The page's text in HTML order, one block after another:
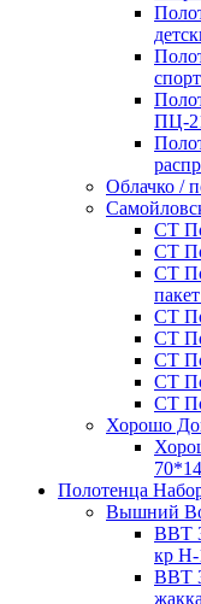
ПЦ-
Облачко /
СТ
СТ
СТ
СТ
СТ
СТ
СТ
СТ
Хорошо
Полотенца
Вышний
ВВТ
кр Н-
ВВТ